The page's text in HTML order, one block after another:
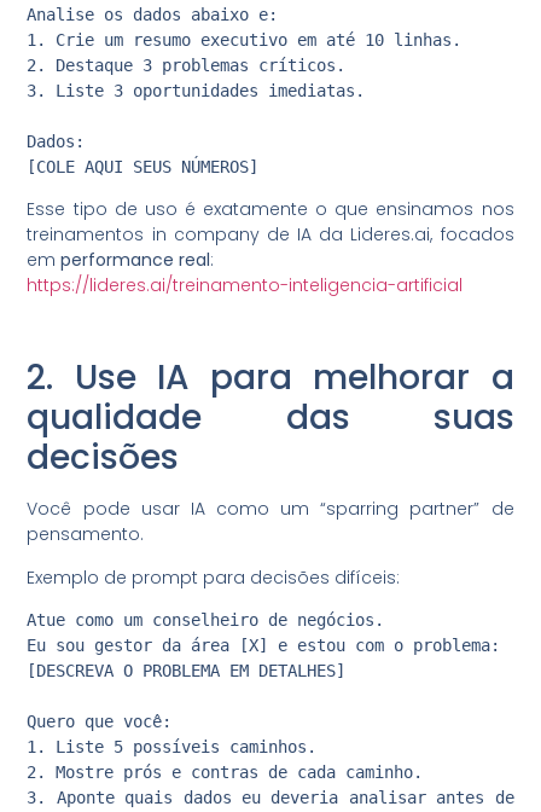
Analise os dados abaixo e:
1. Crie um resumo executivo em até 10 linhas.
2. Destaque 3 problemas críticos.
3. Liste 3 oportunidades imediatas.
Dados:
[COLE AQUI SEUS NÚMEROS]
Esse tipo de uso é exatamente o que ensinamos nos
treinamentos in company de IA da Lideres.ai, focados
emperformance real:
https://lideres.ai/treinamento-inteligencia-artificial
2. Use IA para melhorar a
qualidade das suas
decisões
Você pode usar IA como um “sparring partner” de
pensamento.
Exemplo de prompt para decisões difíceis:
Atue como um conselheiro de negócios.
Eu sou gestor da área [X] e estou com o problema:
[DESCREVA O PROBLEMA EM DETALHES]
Quero que você:
1. Liste 5 possíveis caminhos.
2. Mostre prós e contras de cada caminho.
3. Aponte quais dados eu deveria analisar antes de